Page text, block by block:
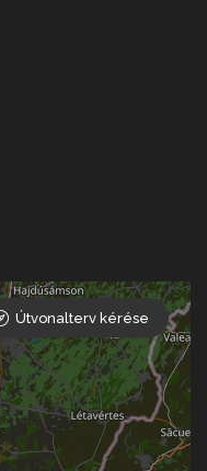
Útvonalterv kérése